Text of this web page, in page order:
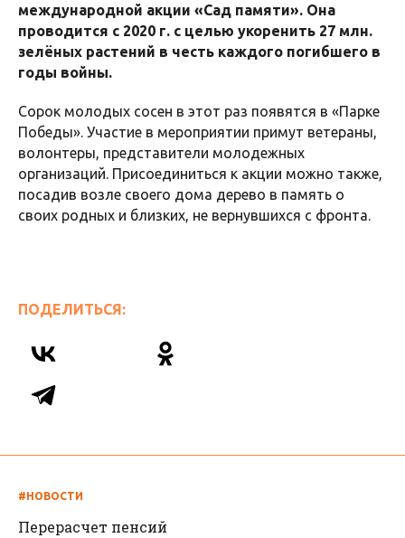
международной акции «Сад памяти». Она
проводится с 2020 г. с целью укоренить 27 млн.
зелёных растений в честь каждого погибшего в
годы войны.
Сорок молодых сосен в этот раз появятся в «Парке
Победы». Участие в мероприятии примут ветераны,
волонтеры, представители молодежных
организаций. Присоединиться к акции можно также,
посадив возле своего дома дерево в память о
своих родных и близких, не вернувшихся с фронта.
ПОДЕЛИТЬСЯ:
#НОВОСТИ
Перерасчет пенсий